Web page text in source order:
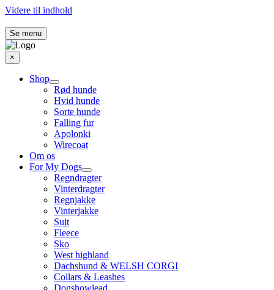
Videre til indhold
Se menu
×
Shop
Rød hunde
Hvid hunde
Sorte hunde
Falling fur
Apolonki
Wirecoat
Om os
For My Dogs
Regndragter
Vinterdragter
Regnjakke
Vinterjakke
Suit
Fleece
Sko
West highland
Dachshund & WELSH CORGI
Collars & Leashes
Dogshowlead